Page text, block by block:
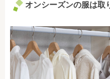
オンシーズンの服は取